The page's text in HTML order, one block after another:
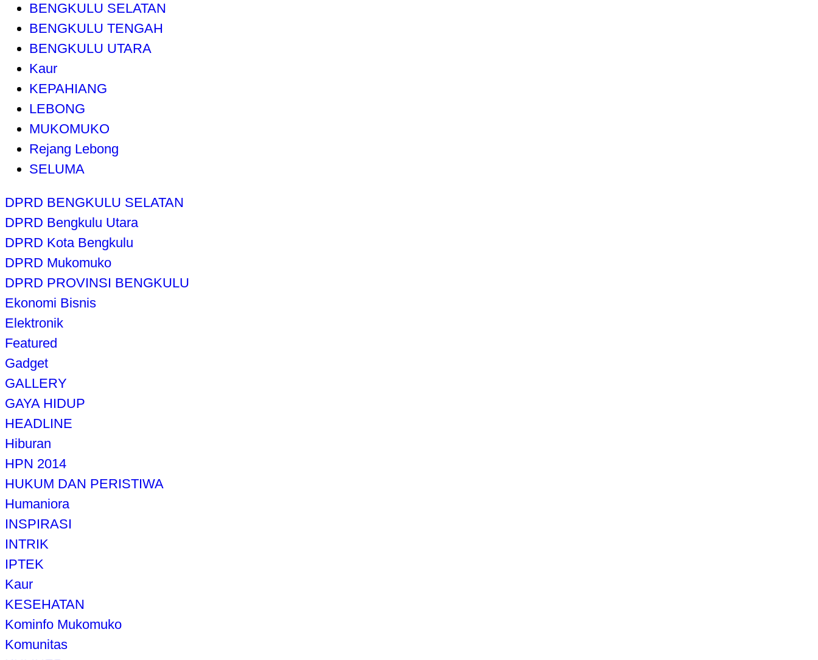
BENGKULU SELATAN
BENGKULU TENGAH
BENGKULU UTARA
Kaur
KEPAHIANG
LEBONG
MUKOMUKO
Rejang Lebong
SELUMA
DPRD BENGKULU SELATAN
DPRD Bengkulu Utara
DPRD Kota Bengkulu
DPRD Mukomuko
DPRD PROVINSI BENGKULU
Ekonomi Bisnis
Elektronik
Featured
Gadget
GALLERY
GAYA HIDUP
HEADLINE
Hiburan
HPN 2014
HUKUM DAN PERISTIWA
Humaniora
INSPIRASI
INTRIK
IPTEK
Kaur
KESEHATAN
Kominfo Mukomuko
Komunitas